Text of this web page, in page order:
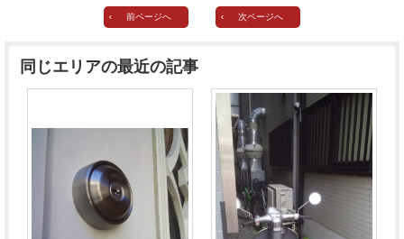
鍵のレスキューにご意見
特定商取引法上の表記
前ページへ 次ページへ
同じエリアの最近の記事